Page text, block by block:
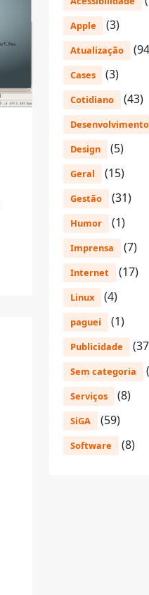
Apple (3)
Atualização
Cases (3)
Cotidiano (43)
Desenvolvimento
Design (5)
Geral (15)
Gestão (31)
Humor (1)
Imprensa (7)
Internet (17)
Linux (4)
paguei (1)
Publicidade
Sem categoria
Serviços (8)
SiGA (59)
Software (8)